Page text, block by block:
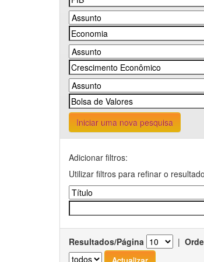
Iniciar uma nova pesquisa
Adicionar filtros:
Utilizar filtros para refinar o
Resultados/Página |